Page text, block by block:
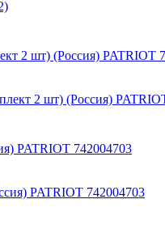
2 шт) (Россия) PATRIOT
PATRIOT 742004703